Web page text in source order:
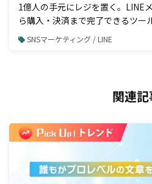
1億人の手元にレジを置く。LINE
ら購入・決済まで完了できるツー
SNSマーケティング / LINE
関連